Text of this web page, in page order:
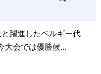
躍進したベルギー代
大会では優勝候...